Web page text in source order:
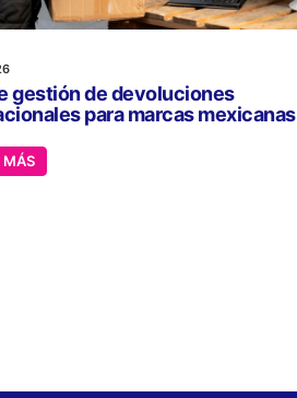
gestión de devoluciones
para marcas mexicanas
MÁS